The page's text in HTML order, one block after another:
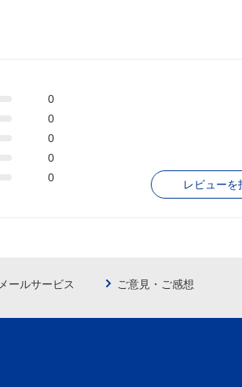
0
0
0
0
0
レビューを
メールサービス ご意見・ご感想